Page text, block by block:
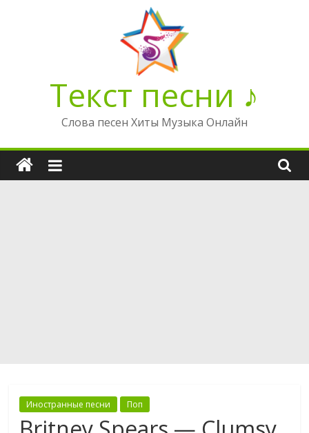
Текст песни ♪
Слова песен Хиты Музыка Онлайн
Иностранные песни Поп